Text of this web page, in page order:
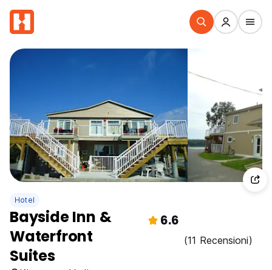
Hotel
Bayside Inn &
Waterfront
Suites
6.6
(11 Recensioni)